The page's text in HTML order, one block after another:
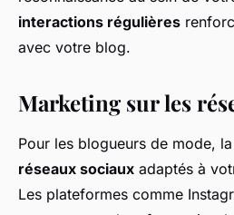
interactions régulières
avec votre blog.
Marketing sur les
Pour les blogueurs de mode,
réseaux sociaux adaptés à
Les plateformes comme